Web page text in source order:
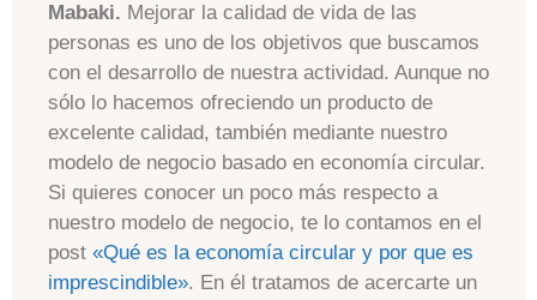
Mabaki. Mejorar la calidad de vida de las
personas es uno de los objetivos que buscamos
con el desarrollo de nuestra actividad. Aunque no
sólo lo hacemos ofreciendo un producto de
excelente calidad, también mediante nuestro
modelo de negocio basado en economía circular.
Si quieres conocer un poco más respecto a
nuestro modelo de negocio, te lo contamos en el
post «Qué es la economía circular y por que es
imprescindible». En él tratamos de acercarte un